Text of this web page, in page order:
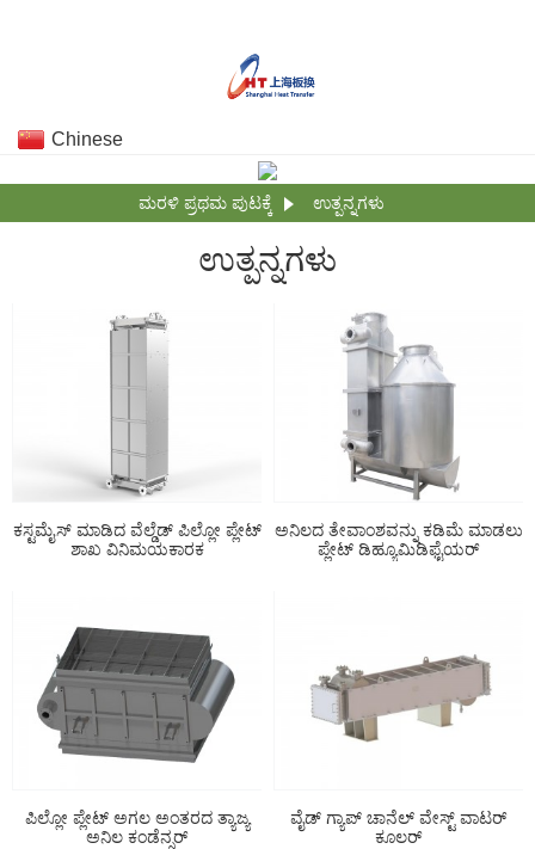
Chinese
ಮರಳಿ ಪ್ರಥಮ ಪುಟಕ್ಕೆ ಉತ್ಪನ್ನಗಳು
ಉತ್ಪನ್ನಗಳು
ಕಸ್ಟಮೈಸ್ ಮಾಡಿದ ವೆಲ್ಡೆಡ್ ಪಿಲ್ಲೋ ಪ್ಲೇಟ್
ಶಾಖ ವಿನಿಮಯಕಾರಕ
ಅನಿಲದ ತೇವಾಂಶವನ್ನು ಕಡಿಮೆ ಮಾಡಲು
ಪ್ಲೇಟ್ ಡಿಹ್ಯೂಮಿಡಿಫೈಯರ್
ಪಿಲ್ಲೋ ಪ್ಲೇಟ್ ಅಗಲ ಅಂತರದ ತ್ಯಾಜ್ಯ
ಅನಿಲ ಕಂಡೆನ್ಸರ್
ವೈಡ್ ಗ್ಯಾಪ್ ಚಾನೆಲ್ ವೇಸ್ಟ್ ವಾಟರ್
ಕೂಲರ್